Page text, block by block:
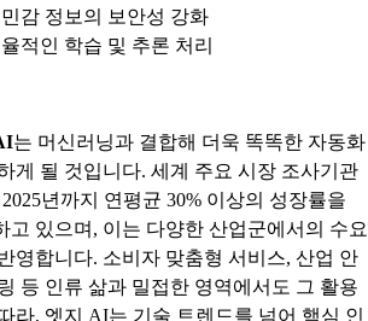
감 정보의 보안성 강화
적인 학습 및 추론 처리
는 머신러닝과 결합해 더욱 똑똑한 자동화
게 될 것입니다. 세계 주요 시장 조사기관
년까지 연평균 30% 이상의 성장률을
고 있으며, 이는 다양한 산업군에서의 수요
영합니다. 소비자 맞춤형 서비스, 산업 안
등 인류 삶과 밀접한 영역에서도 그 활용
라, 엣지 AI는 기술 트렌드를 넘어 핵심 인